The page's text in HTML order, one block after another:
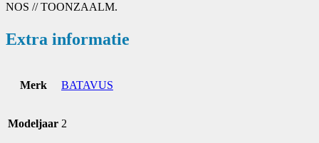
NOS // TOONZAALM.
Extra informatie
Merk BATAVUS
Modeljaar 2